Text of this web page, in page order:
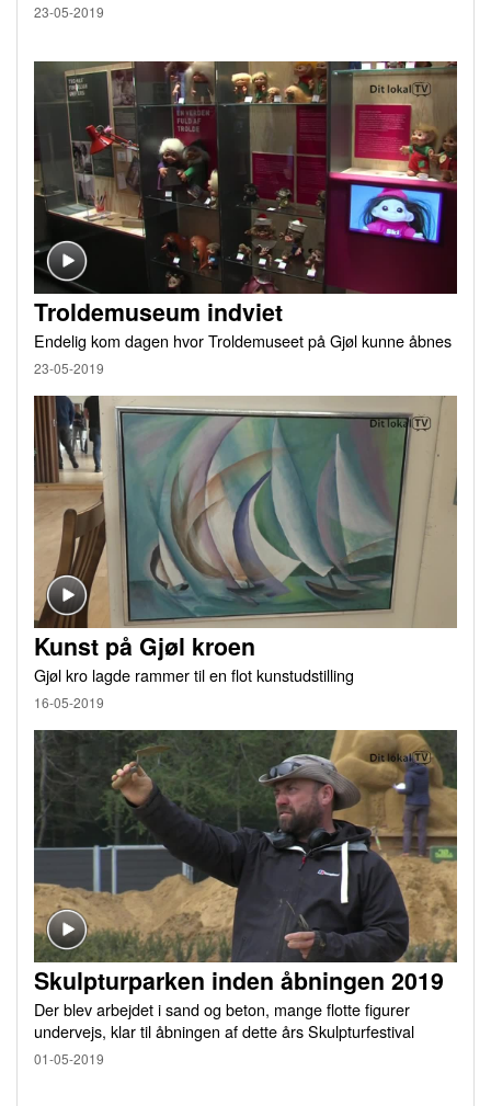
23-05-2019
Troldemuseum indviet
Endelig kom dagen hvor Troldemuseet på Gjøl kunne åbnes
23-05-2019
Kunst på Gjøl kroen
Gjøl kro lagde rammer til en flot kunstudstilling
16-05-2019
Skulpturparken inden åbningen 2019
Der blev arbejdet i sand og beton, mange flotte figurer
undervejs, klar til åbningen af dette års Skulpturfestival
01-05-2019